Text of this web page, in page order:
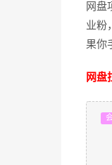
网盘
业粉
果你
网盘